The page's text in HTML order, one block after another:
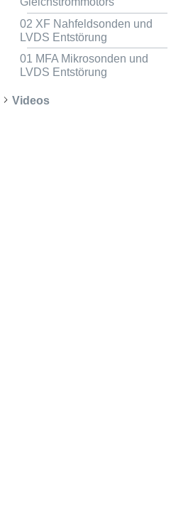
02 XF Nahfeldsonden und
LVDS Entstörung
01 MFA Mikrosonden und
LVDS Entstörung
Videos